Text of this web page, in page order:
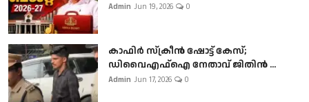
Admin Jun 19, 2026 0
കാഫിർ സ്‌ക്രീൻ ഷോട്ട് കേസ്;
ഡിവൈഎഫ്ഐ നേതാവ് ജിതിൻ ...
Admin Jun 17, 2026 0